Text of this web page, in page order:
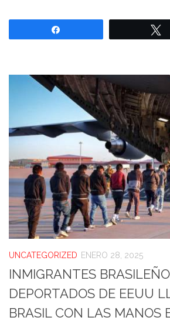
UNCATEGORIZED ENERO 28, 2025
INMIGRANTES
DEPORTADOS DE EEUU
BRASIL CON LAS MANOS